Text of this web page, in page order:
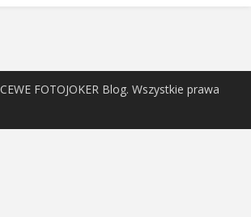
FOTOJOKER Blog. Wszystkie prawa